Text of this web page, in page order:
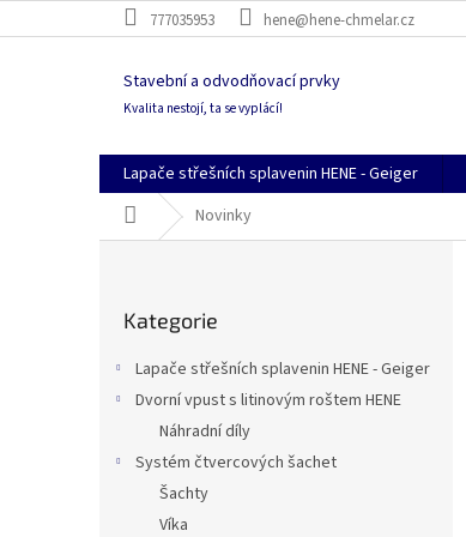
na
777035953 hene@hene-chmelar.cz
Stavební a odvodňovací prvky
Kvalita nestojí, ta se vyplácí!
Lapače střešních splavenin HENE - Geiger
Domů Novinky
kategorie
Kategorie
Lapače střešních splavenin HENE - Geiger
Dvorní vpust s litinovým roštem HENE
Náhradní díly
Systém čtvercových šachet
Šachty
Víka